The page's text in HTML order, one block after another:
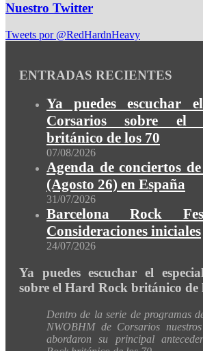
Nuestro Twitter
Tweets por @RedHardnHeavy
ENTRADAS RECIENTES
Ya puedes escuchar
Corsarios sobre el
británico de los 70
07/08/2026
Agenda de conciertos
(Agosto 26) en España
31/07/2026
Barcelona Rock
Consideraciones iniciales
24/07/2026
Ya puedes escuchar el
sobre el Hard Rock británico de
Dentro de la serie de programas
NWOBHM de Corsarios nuestros
abordaron su principal